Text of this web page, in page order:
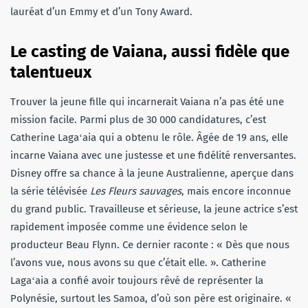
lauréat d’un Emmy et d’un Tony Award.
Le casting de Vaiana, aussi fidèle que
talentueux
Trouver la jeune fille qui incarnerait Vaiana n’a pas été une
mission facile. Parmi plus de 30 000 candidatures, c’est
Catherine Lagaʻaia qui a obtenu le rôle. Âgée de 19 ans, elle
incarne Vaiana avec une justesse et une fidélité renversantes.
Disney offre sa chance à la jeune Australienne, aperçue dans
la série télévisée Les Fleurs sauvages, mais encore inconnue
du grand public. Travailleuse et sérieuse, la jeune actrice s’est
rapidement imposée comme une évidence selon le
producteur Beau Flynn. Ce dernier raconte : « Dès que nous
l’avons vue, nous avons su que c’était elle. ». Catherine
Lagaʻaia a confié avoir toujours rêvé de représenter la
Polynésie, surtout les Samoa, d’où son père est originaire. «